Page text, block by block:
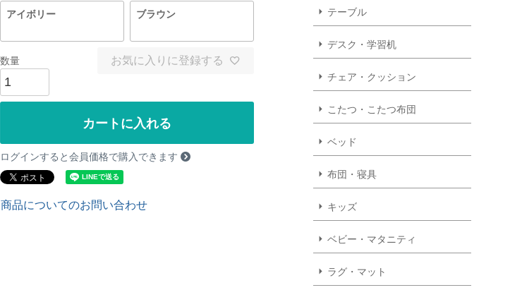
アイボリー
ブラウン
お気に入りに登録する
カートに入れる
ログインすると会員価格で購入できます
商品についてのお問い合わせ
テーブル
デスク・学習机
チェア・クッション
こたつ・こたつ布団
ベッド
布団・寝具
キッズ
ベビー・マタニティ
ラグ・マット